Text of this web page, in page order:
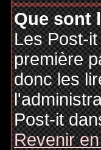
Que sont
Les Post-
première
donc les
Post-it
Revenir